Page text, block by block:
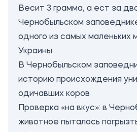
Весит 3 грамма, а ест за
Чернобыльском
одного из самых маленьких
Украины
В Чернобыльском
историю происхождения
одичавших коров
Проверка «на вкус»: в
животное пыталось